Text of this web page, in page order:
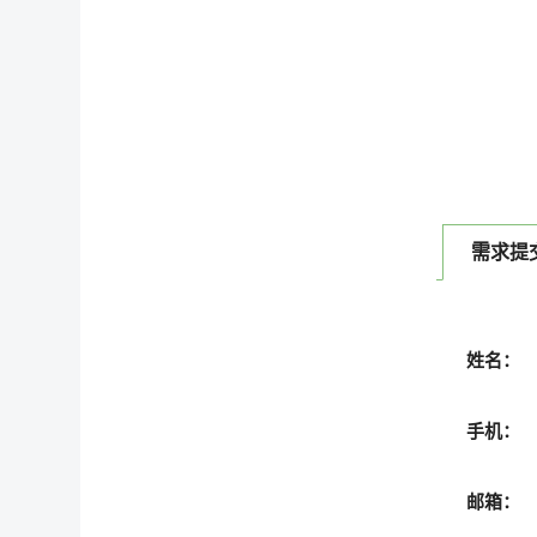
需求提
姓名：
手机：
邮箱：